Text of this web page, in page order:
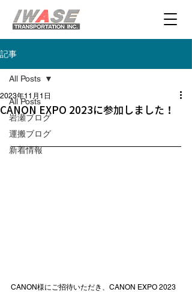
記事
All Posts
岩瀬ブログ
運搬ブログ
新着情報
All Posts
CANON EXPO 2023に参加しました！
2023年11月1日
CANON様にご招待いただき、CANON EXPO 2023